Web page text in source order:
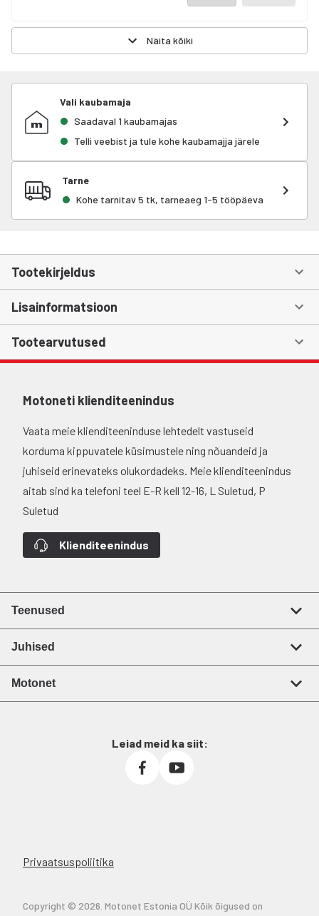
Näita kõiki
Vali kaubamaja
Saadaval 1 kaubamajas
Telli veebist ja tule kohe kaubamajja järele
Tarne
Kohe tarnitav 5 tk, tarneaeg 1-5 tööpäeva
Tootekirjeldus
Lisainformatsioon
Tootearvutused
Motoneti klienditeenindus
Vaata meie klienditeeninduse lehtedelt vastuseid
korduma kippuvatele küsimustele ning nõuandeid ja
juhiseid erinevateks olukordadeks. Meie klienditeenindus
aitab sind ka telefoni teel E-R kell 12-16, L Suletud, P
Suletud
Klienditeenindus
Teenused
Juhised
Motonet
Leiad meid ka siit:
Privaatsuspoliitika
Copyright © 2026. Motonet Estonia OÜ Kõik õigused on